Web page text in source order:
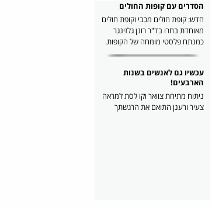
הסדרים עם קופות החולים
חדש: קופת חולים מכבי וקופת חולים
מאוחדת בחרו בד"ר רונן גלזינגר
כמנתח פלסטי מומחה של הקופות.
עכשיו גם לאנשים בשנות
הארבעים!
ניתוח מתיחת צוואר וקו לסת למראה
צעיר ורענן התואם את הרגשתך